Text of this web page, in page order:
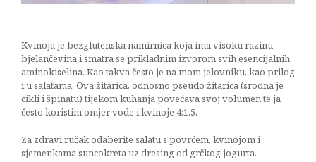
Kvinoja je bezglutenska namirnica koja ima visoku razinu
bjelančevina i smatra se prikladnim izvorom svih esencijalnih
aminokiselina. Kao takva često je na mom jelovniku, kao prilog
i u salatama. Ova žitarica, odnosno pseudo žitarica (srodna je
cikli i špinatu) tijekom kuhanja povećava svoj volumen te ja
često koristim omjer vode i kvinoje 4:1,5.
Za zdravi ručak odaberite salatu s povrćem, kvinojom i
sjemenkama suncokreta uz dresing od grčkog jogurta.